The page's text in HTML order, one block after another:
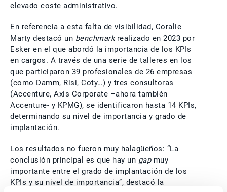
elevado coste administrativo.
En referencia a esta falta de visibilidad, Coralie
Marty destacó un benchmark realizado en 2023 por
Esker en el que abordó la importancia de los KPIs
en cargos. A través de una serie de talleres en los
que participaron 39 profesionales de 26 empresas
(como Damm, Risi, Coty…) y tres consultoras
(Accenture, Axis Corporate –ahora también
Accenture- y KPMG), se identificaron hasta 14 KPIs,
determinando su nivel de importancia y grado de
implantación.
Los resultados no fueron muy halagüeños: “La
conclusión principal es que hay un gapmuy
importante entre el grado de implantación de los
KPIs y su nivel de importancia”, destacó la